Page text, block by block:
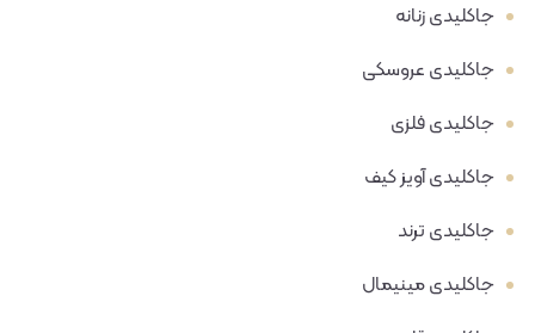
جاکلیدی زنانه
جاکلیدی عروسکی
جاکلیدی فلزی
جاکلیدی آویز کیف
جاکلیدی ترند
جاکلیدی مینیمال